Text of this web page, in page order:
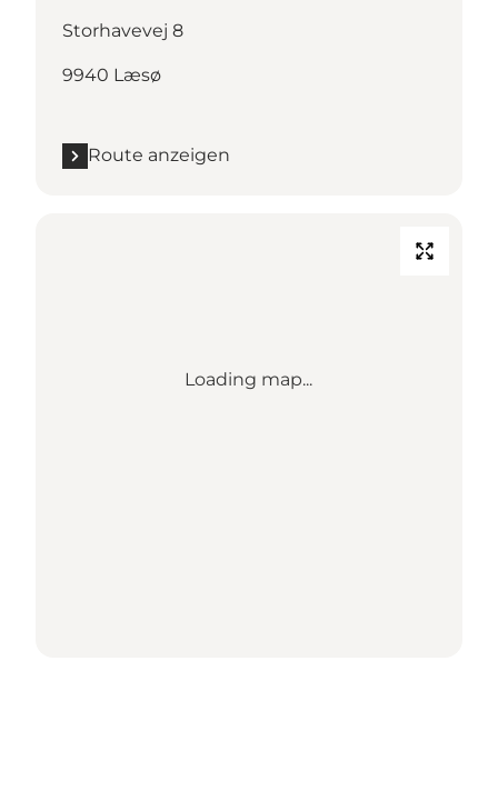
Storhavevej 8
9940 Læsø
Route anzeigen
Loading map...